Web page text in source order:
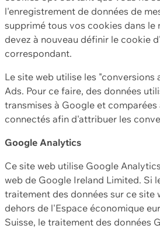
l'enregistrement de données de
supprimé tous vos cookies dans le
devez à nouveau définir le cookie
correspondant.
Le site web utilise les "conversions
Ads. Pour ce faire, des données
transmises à Google et
connectés afin d'attribuer les
Google Analytics
Ce site web utilise Google
web de Google Ireland Limited. Si
traitement des données sur ce site
dehors de l'Espace économique
Suisse, le traitement des données